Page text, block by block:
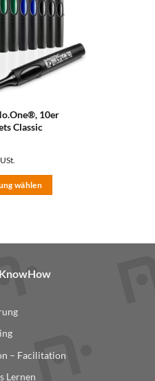
Merkzettel
hinzufügen
10er
Classic
wählen
– Facilitation
Lernen